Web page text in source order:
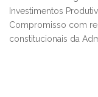
Investimentos
Compromisso com
constitucionais da